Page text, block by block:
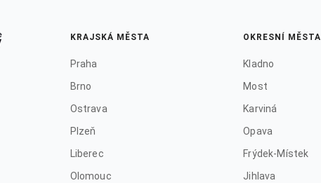
KRAJSKÁ MĚSTA
Praha
Brno
Ostrava
Plzeň
Liberec
Olomouc
OKRESNÍ MĚSTA
Kladno
Most
Karviná
Opava
Frýdek-Místek
Jihlava